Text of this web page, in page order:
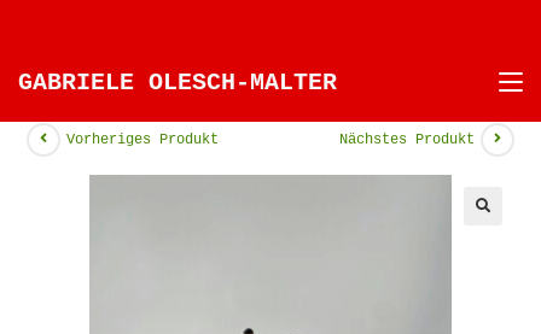
GABRIELE OLESCH-MALTER
Vorheriges Produkt Nächstes Produkt